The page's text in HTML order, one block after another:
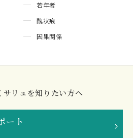
若年者
醜状痕
因果関係
サリュを知りたい方へ
ート